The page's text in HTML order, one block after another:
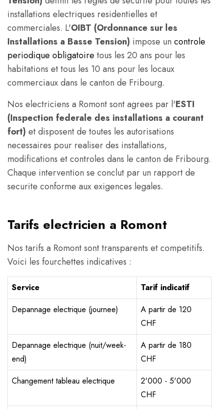
installations electriques residentielles et
commerciales. L'OIBT (Ordonnance sur les
Installations a Basse Tension) impose un controle
periodique obligatoire tous les 20 ans pour les
habitations et tous les 10 ans pour les locaux
commerciaux dans le canton de Fribourg.
Nos electriciens a Romont sont agrees par l'ESTI
(Inspection federale des installations a courant
fort) et disposent de toutes les autorisations
necessaires pour realiser des installations,
modifications et controles dans le canton de Fribourg.
Chaque intervention se conclut par un rapport de
securite conforme aux exigences legales.
Tarifs electricien a Romont
Nos tarifs a Romont sont transparents et competitifs.
Voici les fourchettes indicatives :
Service
Tarif indicatif
Depannage electrique (journee)
A partir de 120
CHF
Depannage electrique (nuit/week-
end)
A partir de 180
CHF
Changement tableau electrique
2'000 - 5'000
CHF